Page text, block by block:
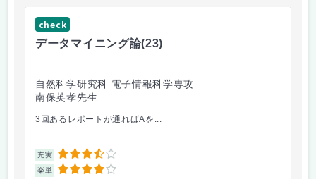
check
データマイニング論(23)
自然科学研究科 電子情報科学専攻
南保英孝先生
3回あるレポートが通ればAを...
充実 3.5
楽単 4